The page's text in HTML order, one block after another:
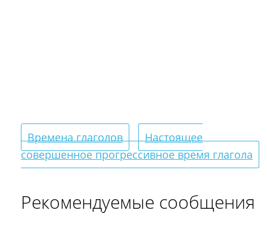
Времена глаголов
Настоящее
совершенное прогрессивное время глагола
Рекомендуемые сообщения